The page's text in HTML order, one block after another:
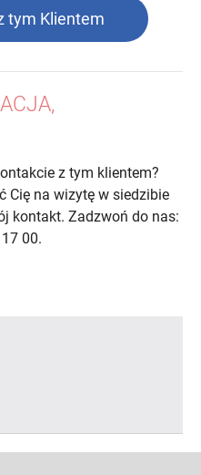
tym Klientem
z tym klientem?
Cię na wizytę w siedzibie
kontakt. Zadzwoń do nas:
00.